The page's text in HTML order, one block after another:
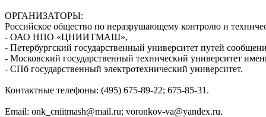
ОРГАНИЗАТОРЫ:
Российское общество по неразрушающему контролю и
- ОАО НПО «ЦНИИТМАШ»,
- Петербургский государственный университет путей
- Московский государственный технический университет
- СПб государственный электротехнический университет.
Контактные телефоны: (495) 675-89-22; 675-85-31.
Email: onk_cniitmash@mail.ru; voronkov-va@yandex.ru.